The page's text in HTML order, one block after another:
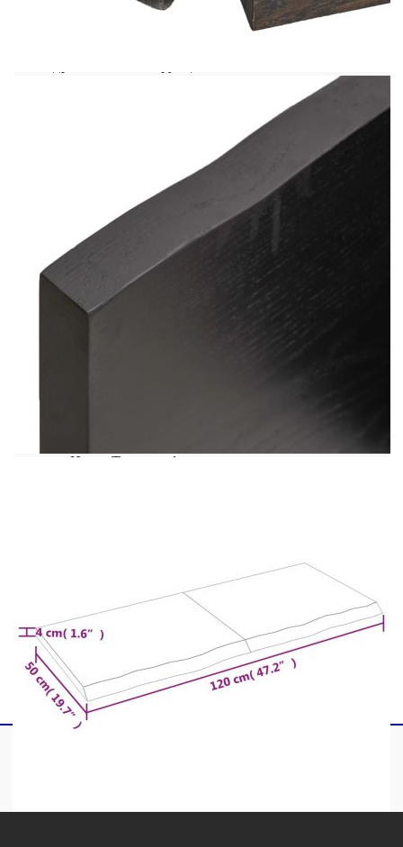
Планирате ли да обновите плотовете си у дома?
изработен от масивна дъбова дървесина, която е
красив естествен материал. Дъбовата дървесина
има среднокафяв цвят и плътна структура, което
допринася за уникалния ѝ вид. Благодарение на
дизайна с панти, той може да се сгъва и
съхранява в тесни пространства.Разнообразни
приложения: Освен плот за баня, този дървен
плот може да се комбинира с различни основи
според вашите нужди. Може да се използва като
рафт, плот за шкаф, плот за бюро, плот за маса и
др.Обработена повърхност: Плотът за баня е
третиран с тъмна боя, така че е готов за
употреба, тъй като не е необходимо
допълнително покритие.Ръчно изработен с жив
ръб: Този плот за баня е ръчно изработен с жив
ръб. Тъй като възлите, пукнатините, леко
извитите форми и цветовите нюанси са част от
естествен продукт, дървото може да има възли и
Цвят: Тъмнокафяв
Макс. товароносимост с основна опора: 24
Отличава се с жив ръб